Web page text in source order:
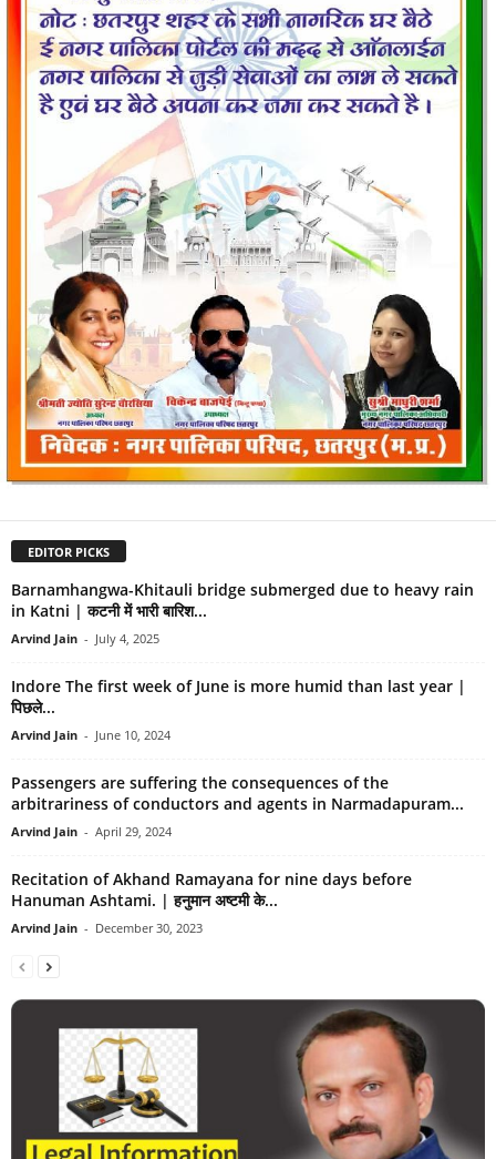
EDITOR PICKS
Barnamhangwa-Khitauli bridge submerged due to heavy rain
in Katni | कटनी में भारी बारिश...
Arvind Jain - July 4, 2025
Indore The first week of June is more humid than last year |
पिछले...
Arvind Jain - June 10, 2024
Passengers are suffering the consequences of the
arbitrariness of conductors and agents in Narmadapuram...
Arvind Jain - April 29, 2024
Recitation of Akhand Ramayana for nine days before
Hanuman Ashtami. | हनुमान अष्टमी के...
Arvind Jain - December 30, 2023